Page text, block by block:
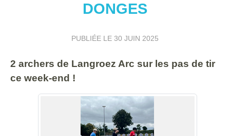
DONGES
PUBLIÉE LE 30 JUIN 2025
2 archers de Langroez Arc sur les pas de tir
ce week-end !